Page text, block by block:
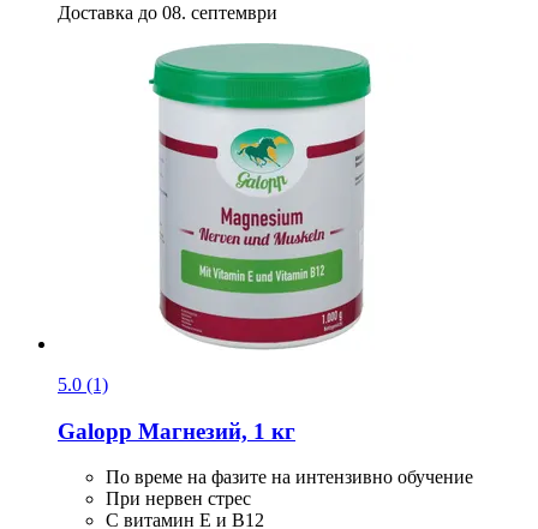
Доставка до 08. септември
5.0 (1)
Galopp Магнезий, 1 кг
По време на фазите на интензивно обучение
При нервен стрес
С витамин Е и В12